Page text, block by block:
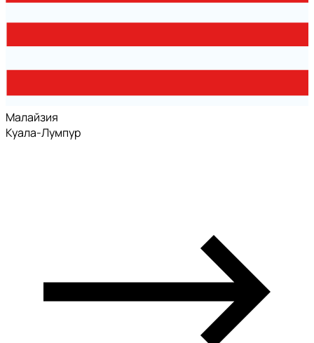
Малайзия
Куала-Лумпур